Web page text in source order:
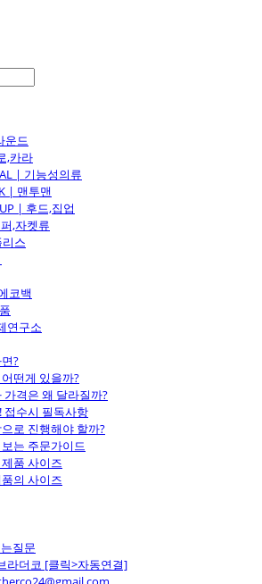
운드
,카라
| 기능성의류
| 맨투맨
| 후드,집업
,자켓류
리스
코백
연구소
?
떤게 있을까?
가격은 왜 달라질까?
접수시 필독사항
로 진행해야 할까?
는 주문가이드
품 사이즈
의 사이즈
질문
라더코 [클릭>자동연결]